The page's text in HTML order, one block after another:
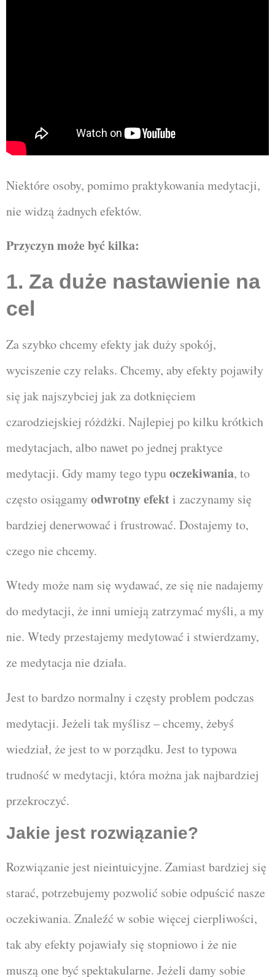
Niektóre osoby, pomimo praktykowania medytacji,
nie widzą żadnych efektów.
Przyczyn może być kilka:
1. Za duże nastawienie na
cel
Za szybko chcemy efekty jak duży spokój,
wyciszenie czy relaks. Chcemy, aby efekty pojawiły
się jak najszybciej jak za dotknięciem
czarodziejskiej różdżki. Najlepiej po kilku krótkich
medytacjach, albo nawet po jednej praktyce
medytacji. Gdy mamy tego typuoczekiwania, to
często osiągamyodwrotny efekti zaczynamy się
bardziej denerwować i frustrować. Dostajemy to,
czego nie chcemy.
Wtedy może nam się wydawać, ze się nie nadajemy
do medytacji, że inni umieją zatrzymać myśli, a my
nie. Wtedy przestajemy medytować i stwierdzamy,
ze medytacja nie działa.
Jest to bardzo normalny i częsty problem podczas
medytacji. Jeżeli tak myślisz – chcemy, żebyś
wiedział, że jest to w porządku. Jest to typowa
trudność w medytacji, która można jak najbardziej
przekroczyć.
Jakie jest rozwiązanie?
Rozwiązanie jest nieintuicyjne. Zamiast bardziej się
starać, potrzebujemy pozwolić sobie odpuścić nasze
oczekiwania. Znaleźć w sobie więcej cierpliwości,
tak aby efekty pojawiały się stopniowo i że nie
muszą one być spektakularne. Jeżeli damy sobie